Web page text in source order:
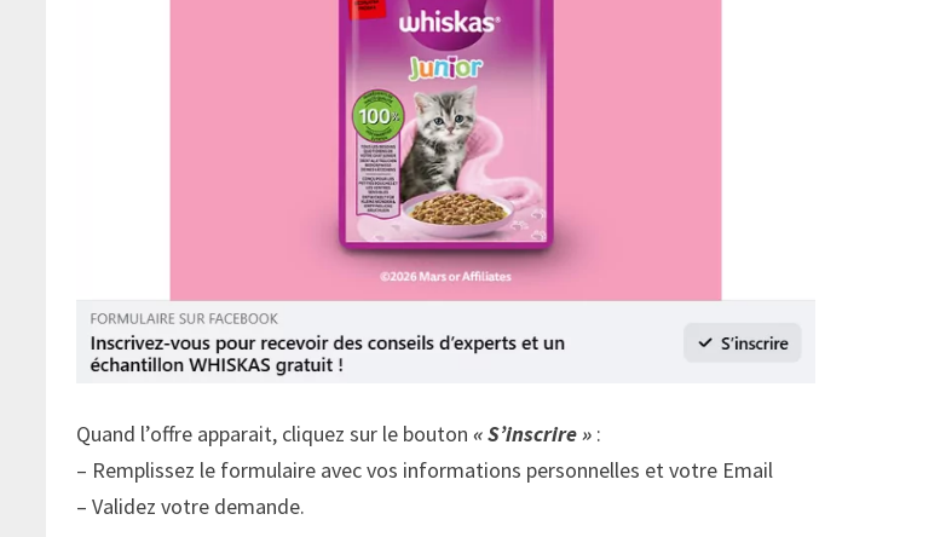
Quand l’offre apparait, cliquez sur le bouton« S’inscrire » :
– Remplissez le formulaire avec vos informations personnelles et votre Email
– Validez votre demande.